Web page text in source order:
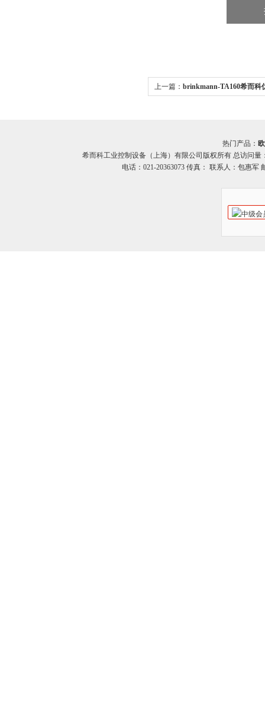
上一篇： brinkmann-TA160希而科
热门产品：
希而科工业控制设备（上海）有限公司版权所有 总访问量
电话：021-20363073 传真： 联系人：包惠军